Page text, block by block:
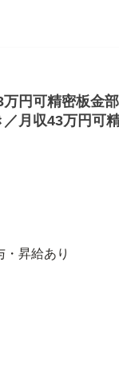
円可精密板金
月収43万円可
・昇給あり